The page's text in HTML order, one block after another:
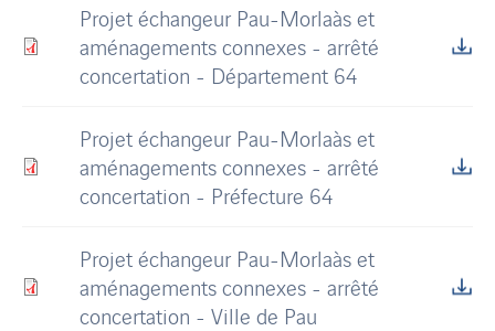
Projet échangeur Pau-Morlaàs et
aménagements connexes - arrêté
concertation - Département 64
Projet échangeur Pau-Morlaàs et
aménagements connexes - arrêté
concertation - Préfecture 64
Projet échangeur Pau-Morlaàs et
aménagements connexes - arrêté
concertation - Ville de Pau